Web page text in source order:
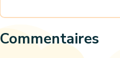
Commentaires